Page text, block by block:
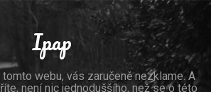
Ipap
webu, vás zaručeně nezklame. A
není nic jednoduššího, než se o této